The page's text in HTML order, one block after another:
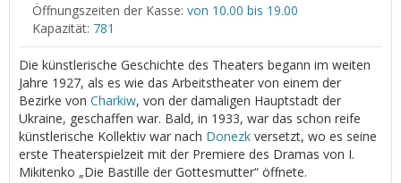
Öffnungszeiten der Kasse: von 10.00 bis 19.00
Kapazität: 781
Die künstlerische Geschichte des Theaters begann im weiten
Jahre 1927, als es wie das Arbeitstheater von einem der
Bezirke von Charkiw, von der damaligen Hauptstadt der
Ukraine, geschaffen war. Bald, in 1933, war das schon reife
künstlerische Kollektiv war nach Donezk versetzt, wo es seine
erste Theaterspielzeit mit der Premiere des Dramas von I.
Mikitenko „Die Bastille der Gottesmutter“ öffnete.